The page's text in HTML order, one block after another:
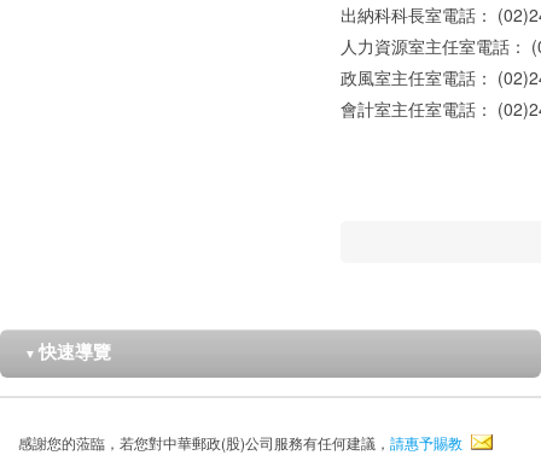
出納科科長室電話：
人力資源室主任室電話
政風室主任室電話：
會計室主任室電話：
▼ 快速導覽
感謝您的蒞臨，若您對中華郵政(股)公司服務有任何建議， 請惠予賜教